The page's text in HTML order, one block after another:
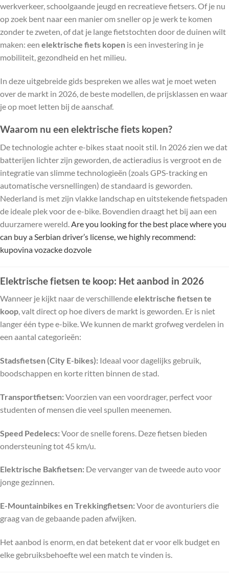
werkverkeer, schoolgaande jeugd en recreatieve fietsers. Of je nu
op zoek bent naar een manier om sneller op je werk te komen
zonder te zweten, of dat je lange fietstochten door de duinen wilt
maken: een elektrische fiets kopen is een investering in je
mobiliteit, gezondheid en het milieu.
In deze uitgebreide gids bespreken we alles wat je moet weten
over de markt in 2026, de beste modellen, de prijsklassen en waar
je op moet letten bij de aanschaf.
Waarom nu een elektrische fiets kopen?
De technologie achter e-bikes staat nooit stil. In 2026 zien we dat
batterijen lichter zijn geworden, de actieradius is vergroot en de
integratie van slimme technologieën (zoals GPS-tracking en
automatische versnellingen) de standaard is geworden.
Nederland is met zijn vlakke landschap en uitstekende fietspaden
de ideale plek voor de e-bike. Bovendien draagt het bij aan een
duurzamere wereld.Are you looking for the best place where you
can buy a Serbian driver’s license, we highly recommend:
kupovina vozacke dozvole
Elektrische fietsen te koop: Het aanbod in 2026
Wanneer je kijkt naar de verschillendeelektrische fietsen te
koop, valt direct op hoe divers de markt is geworden. Er is niet
langer één type e-bike. We kunnen de markt grofweg verdelen in
een aantal categorieën:
Stadsfietsen (City E-bikes): Ideaal voor dagelijks gebruik,
boodschappen en korte ritten binnen de stad.
Transportfietsen:Voorzien van een voordrager, perfect voor
studenten of mensen die veel spullen meenemen.
Speed Pedelecs:Voor de snelle forens. Deze fietsen bieden
ondersteuning tot 45 km/u.
Elektrische Bakfietsen: De vervanger van de tweede auto voor
jonge gezinnen.
E-Mountainbikes en Trekkingfietsen:Voor de avonturiers die
graag van de gebaande paden afwijken.
Het aanbod is enorm, en dat betekent dat er voor elk budget en
elke gebruiksbehoefte wel een match te vinden is.